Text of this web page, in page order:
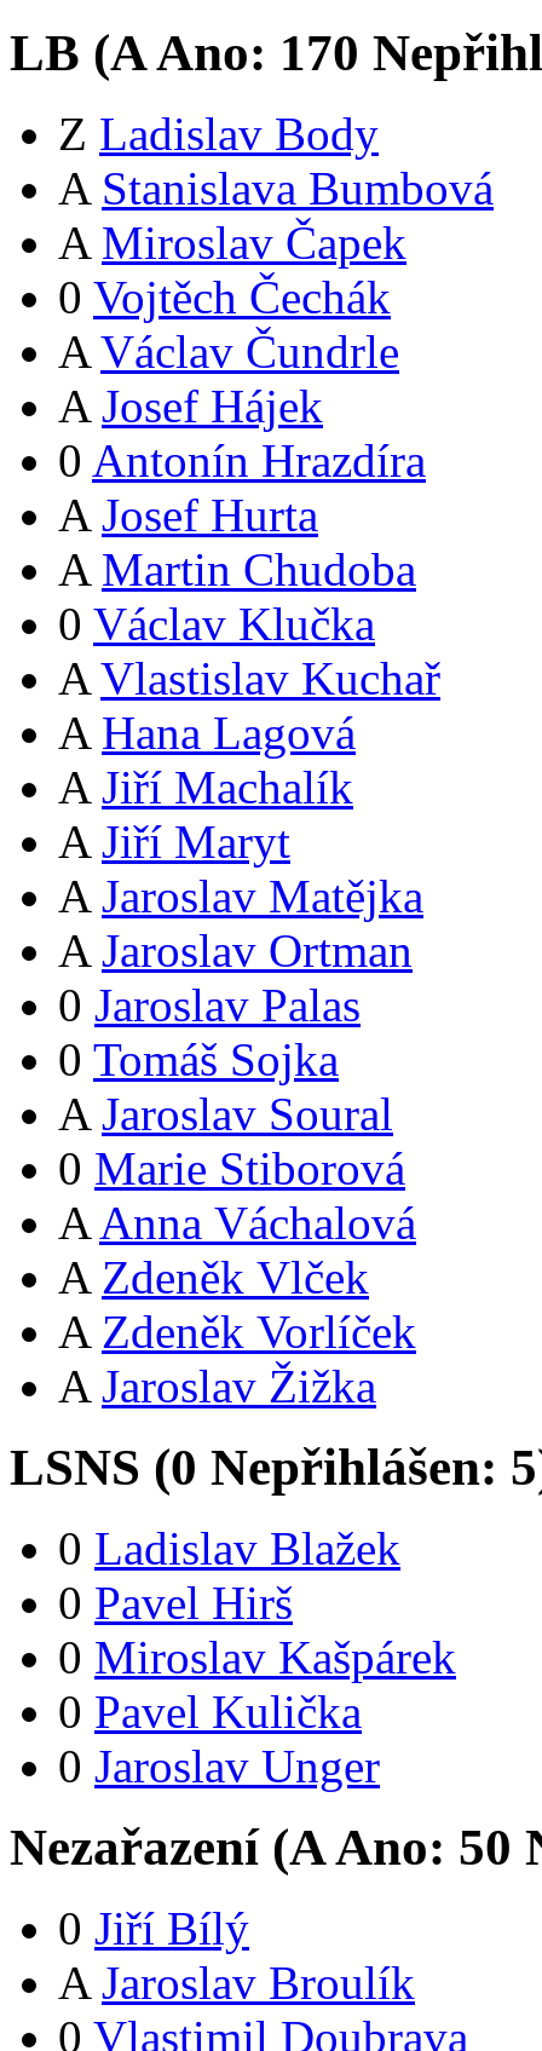
LB (AAno: 170
Z Ladislav Body
A Stanislava Bumbová
A Miroslav Čapek
0 Vojtěch Čechák
A Václav Čundrle
A Josef Hájek
0 Antonín Hrazdíra
A Josef Hurta
A Martin Chudoba
0 Václav Klučka
A Vlastislav Kuchař
A Hana Lagová
A Jiří Machalík
A Jiří Maryt
A Jaroslav Matějka
A Jaroslav Ortman
0 Jaroslav Palas
0 Tomáš Sojka
A Jaroslav Soural
0 Marie Stiborová
A Anna Váchalová
A Zdeněk Vlček
A Zdeněk Vorlíček
A Jaroslav Žižka
LSNS (0 Nepřihlášen: 5
0 Ladislav Blažek
0 Pavel Hirš
0 Miroslav Kašpárek
0 Pavel Kulička
0 Jaroslav Unger
Nezařazení (AAno: 50
0 Jiří Bílý
A Jaroslav Broulík
0 Vlastimil Doubrava